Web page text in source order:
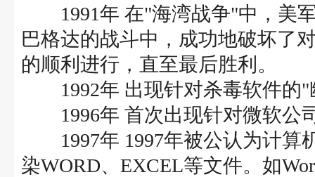
1991年 在"海湾战争"中，美军
巴格达的战斗中，成功地破坏了
的顺利进行，直至最后胜利。
1992年 出现针对杀毒软件的"
1996年 首次出现针对微软公
1997年 1997年被公认为计算
染WORD、EXCEL等文件。如